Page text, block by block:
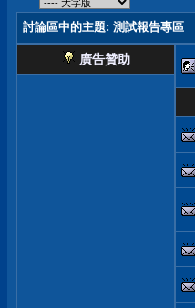
討論區中的主題: 測試報告專區
廣告贊助